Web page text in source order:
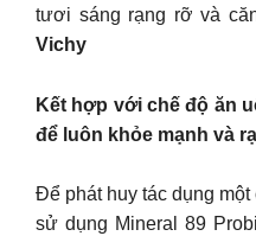
tươi sáng rạng rỡ và
Vichy
Kết hợp với chế độ ăn
để luôn khỏe mạnh và
Để phát huy tác dụng
sử dụng Mineral 89